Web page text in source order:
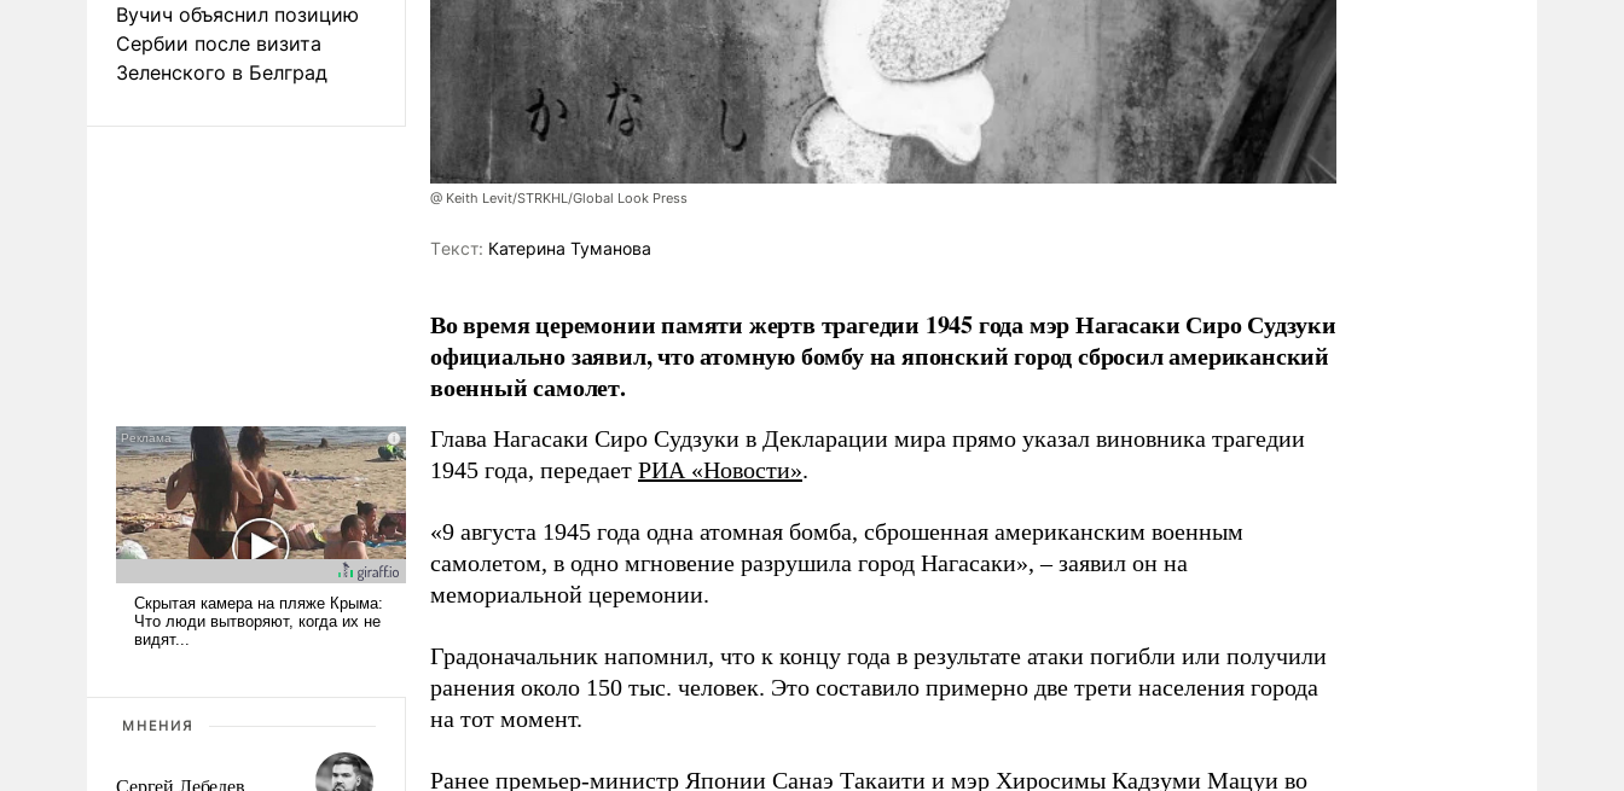
Вучич объяснил позицию
Сербии после визита
Зеленского в Белград
МНЕНИЯ
Сергей Лебедев
@ Keith Levit/STRKHL/Global Look Press
Tекст: Катерина Туманова
Во время церемонии памяти жертв трагедии 1945 года мэр Нагасаки Сиро Судзуки
официально заявил, что атомную бомбу на японский город сбросил американский
военный самолет.
Глава Нагасаки Сиро Судзуки в Декларации мира прямо указал виновника трагедии
1945 года, передает РИА «Новости».
«9 августа 1945 года одна атомная бомба, сброшенная американским военным
самолетом, в одно мгновение разрушила город Нагасаки», – заявил он на
мемориальной церемонии.
Градоначальник напомнил, что к концу года в результате атаки погибли или получили
ранения около 150 тыс. человек. Это составило примерно две трети населения города
на тот момент.
Ранее премьер-министр Японии Санаэ Такаити и мэр Хиросимы Кадзуми Мацуи во